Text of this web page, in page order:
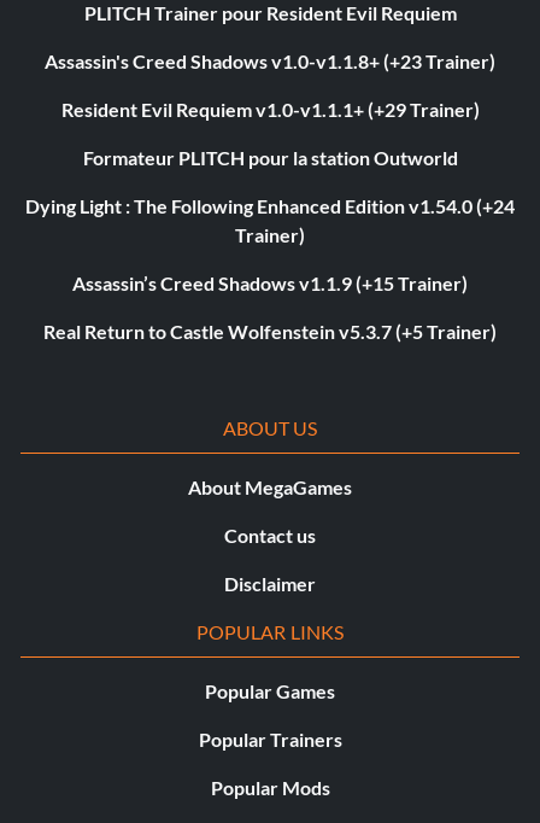
PLITCH Trainer pour Resident Evil Requiem
Assassin's Creed Shadows v1.0-v1.1.8+ (+23 Trainer)
Resident Evil Requiem v1.0-v1.1.1+ (+29 Trainer)
Formateur PLITCH pour la station Outworld
Dying Light : The Following Enhanced Edition v1.54.0 (+24
Trainer)
Assassin’s Creed Shadows v1.1.9 (+15 Trainer)
Real Return to Castle Wolfenstein v5.3.7 (+5 Trainer)
ABOUT US
About MegaGames
Contact us
Disclaimer
POPULAR LINKS
Popular Games
Popular Trainers
Popular Mods